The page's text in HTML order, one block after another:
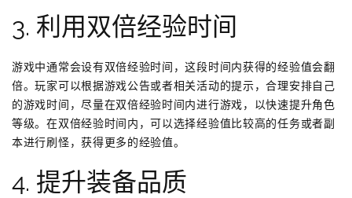
3. 利用双倍经验时间
游戏中通常会设有双倍经验时间，这段时间内获得的经验值会翻
倍。玩家可以根据游戏公告或者相关活动的提示，合理安排自己
的游戏时间，尽量在双倍经验时间内进行游戏，以快速提升角色
等级。在双倍经验时间内，可以选择经验值比较高的任务或者副
本进行刷怪，获得更多的经验值。
4. 提升装备品质